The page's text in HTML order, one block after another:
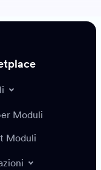
Moduli
Moduli